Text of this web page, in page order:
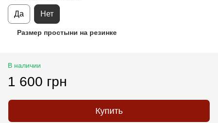
Да Нет
Размер простыни на резинке
В наличии
1 600 грн
Купить